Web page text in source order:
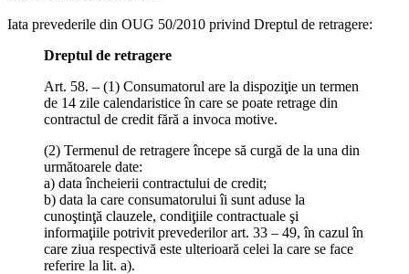
Iata prevederile din OUG 50/2010 privind Dreptul de retragere:
Dreptul de retragere
Art. 58. – (1) Consumatorul are la dispoziţie un termen
de 14 zile calendaristice în care se poate retrage din
contractul de credit fără a invoca motive.
(2) Termenul de retragere începe să curgă de la una din
următoarele date:
a) data încheierii contractului de credit;
b) data la care consumatorului îi sunt aduse la
cunoştinţă clauzele, condiţiile contractuale şi
informaţiile potrivit prevederilor art. 33 – 49, în cazul în
care ziua respectivă este ulterioară celei la care se face
referire la lit. a).